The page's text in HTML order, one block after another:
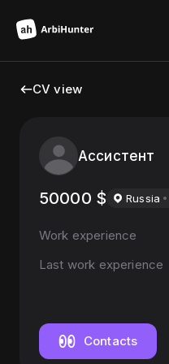
CV view
Ассистент
50000 $ Russia
Work experience
Last work experience
Contacts